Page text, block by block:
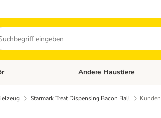
und Zubehör Kategorie-Menü öffnen:
Andere Haustiere
Starmark Treat Dispensing Bacon Ball